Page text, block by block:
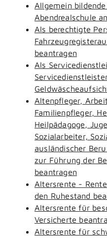
Allgemein
Abendrealschule
Als berechtigte
beantragen
Als
Altenpfleger,
Familienpfleger,
Heilpädagoge,
Sozialarbeiter,
ausländischer
zur Führung der
beantragen
Altersrente -
den Ruhestand
Altersrente für
Versicherte
Altersrente für